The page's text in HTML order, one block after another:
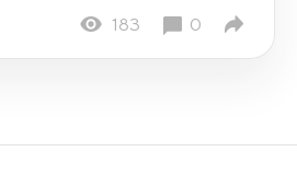
183 0